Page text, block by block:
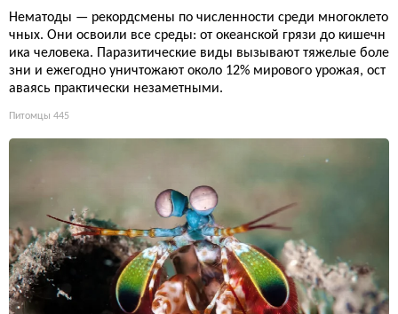
Нематоды — рекордсмены по численности среди многоклето
чных. Они освоили все среды: от океанской грязи до кишечн
ика человека. Паразитические виды вызывают тяжелые боле
зни и ежегодно уничтожают около 12% мирового урожая, ост
аваясь практически незаметными.
Питомцы 445